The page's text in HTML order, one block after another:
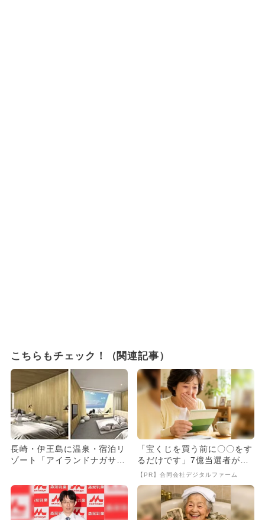
こちらもチェック！（関連記事）
長崎・伊王島に温泉・宿泊リ
ゾート「アイランドナガサ
「宝くじを買う前に〇〇をす
るだけです」7億当選者が続
出
【PR】合同会社デジタルファーム